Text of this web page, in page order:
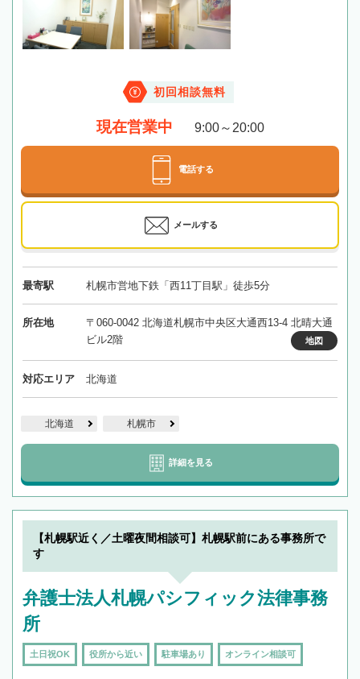
初回相談無料
現在営業中 9:00～20:00
電話する
メールする
最寄駅 札幌市営地下鉄「西11丁目駅」徒歩5分
所在地
〒060-0042 北海道札幌市中央区大通西13-4 北晴大通
ビル2階
地図
対応エリア 北海道
北海道 札幌市
詳細を見る
【札幌駅近く／土曜夜間相談可】札幌駅前にある事務所で
す
弁護士法人札幌パシフィック法律事務
所
土日祝OK 役所から近い 駐車場あり オンライン相談可